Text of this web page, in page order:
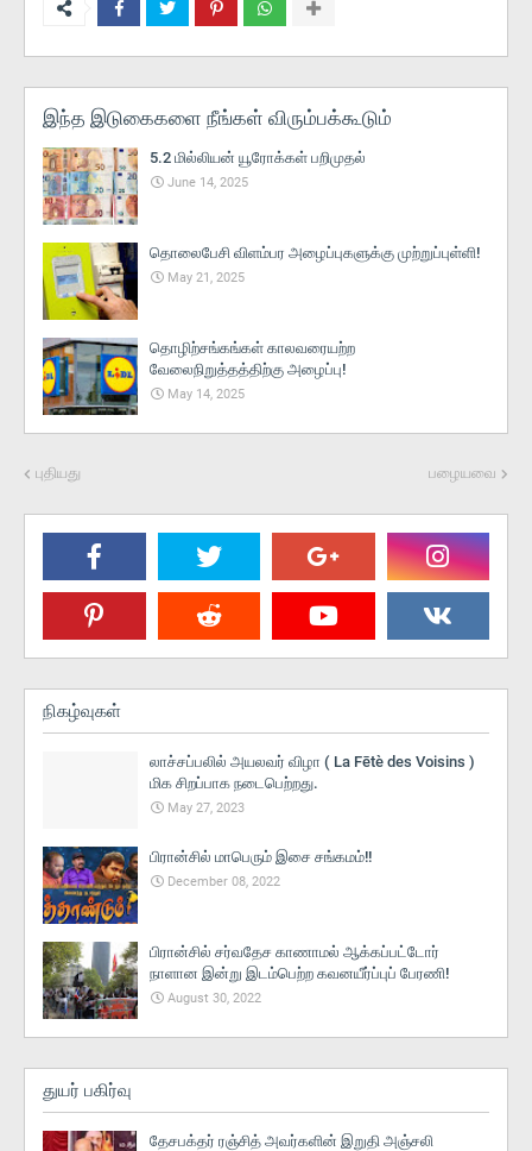
இந்த இடுகைகளை நீங்கள் விரும்பக்கூடும்
5.2 மில்லியன் யூரோக்கள் பறிமுதல்
June 14, 2025
தொலைபேசி விளம்பர அழைப்புகளுக்கு முற்றுப்புள்ளி!
May 21, 2025
தொழிற்சங்கங்கள் காலவரையற்ற
வேலைநிறுத்தத்திற்கு அழைப்பு!
May 14, 2025
புதியது பழையவை
நிகழ்வுகள்
லாச்சப்பலில் அயலவர் விழா ( La Fētè des Voisins )
மிக சிறப்பாக நடைபெற்றது.
May 27, 2023
பிரான்சில் மாபெரும் இசை சங்கமம்!!
December 08, 2022
பிரான்சில் சர்வதேச காணாமல் ஆக்கப்பட்டோர்
நாளான இன்று இடம்பெற்ற கவனயீர்ப்புப் பேரணி!
August 30, 2022
துயர் பகிர்வு
தேசபக்தர் ரஞ்சித் அவர்களின் இறுதி அஞ்சலி